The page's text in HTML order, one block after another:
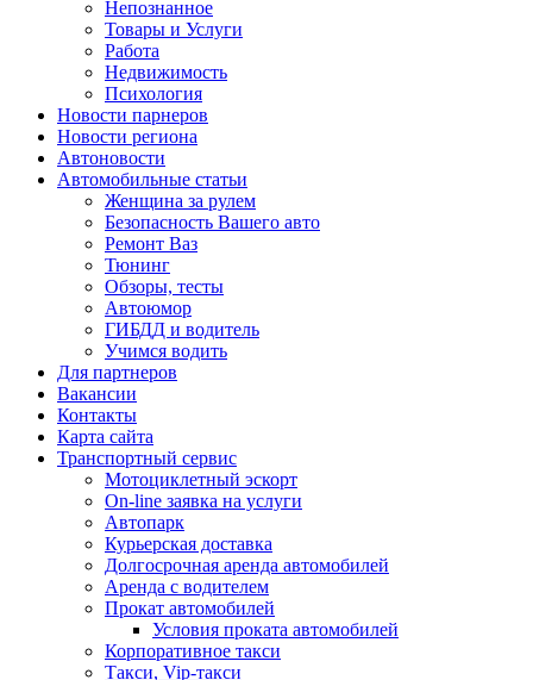
Непознанное
Товары и Услуги
Работа
Недвижимость
Психология
Новости парнеров
Новости региона
Автоновости
Автомобильные статьи
Женщина за рулем
Безопасность Вашего авто
Ремонт Ваз
Тюнинг
Обзоры, тесты
Автоюмор
ГИБДД и водитель
Учимся водить
Для партнеров
Вакансии
Контакты
Карта сайта
Транспортный сервис
Мотоциклетный эскорт
On-line заявка на услуги
Автопарк
Курьерская доставка
Долгосрочная аренда автомобилей
Аренда с водителем
Прокат автомобилей
Условия проката автомобилей
Корпоративное такси
Такси, Vip-такси